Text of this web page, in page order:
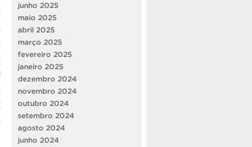
junho 2025
maio 2025
abril 2025
março 2025
fevereiro 2025
janeiro 2025
dezembro 2024
novembro 2024
outubro 2024
setembro 2024
agosto 2024
junho 2024